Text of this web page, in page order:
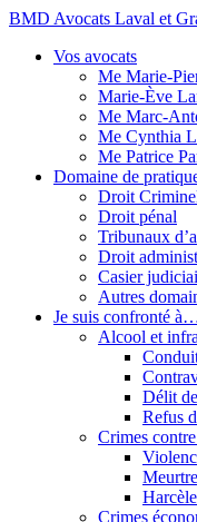
BMD Avocats Laval et
Vos avocats
Me Marie-
Marie-Ève
Me Marc-
Me Cynthia
Me Patrice
Domaine de
Droit
Droit pénal
Tribunaux
Droit
Casier
Autres
Je suis confronté
Alcool et
Délit
Refus
Crimes
Crimes